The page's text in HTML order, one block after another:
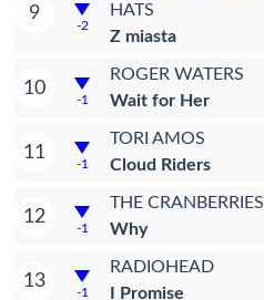
9
-2
HATS
Z miasta
10
-1
ROGER WATERS
Wait for Her
11
-1
TORI AMOS
Cloud Riders
12
-1
THE CRANBERRIES
Why
13
-1
RADIOHEAD
I Promise